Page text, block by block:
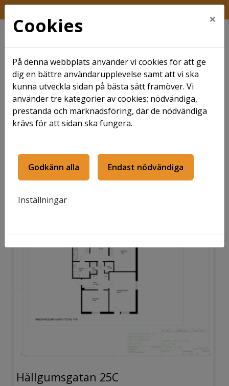
Hem Ledigt just nu Lediga lägenheter
Lediga lägenheter
Filter av. 6 Träffar
Hällgumsgatan 25C
Cookies ×
På denna webbplats använder vi cookies för att ge
dig en bättre användarupplevelse samt att vi ska
kunna utveckla sidan på bästa sätt framöver. Vi
använder tre kategorier av cookies; nödvändiga,
prestanda och marknadsföring, där de nödvändiga
krävs för att sidan ska fungera.
Godkänn alla Endast nödvändiga
Inställningar